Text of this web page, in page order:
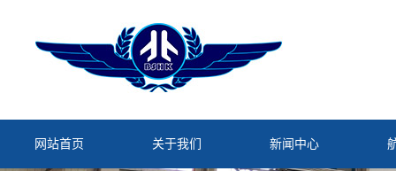
网站首页 关于我们 新闻中心